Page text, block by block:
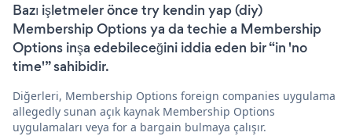
Bazı işletmeler önce try kendin yap (diy)
Membership Options ya da techie a Membership
Options inşa edebileceğini iddia eden bir “in 'no
time'” sahibidir.
Diğerleri, Membership Options foreign companies uygulama
allegedly sunan açık kaynak Membership Options
uygulamaları veya for a bargain bulmaya çalışır.